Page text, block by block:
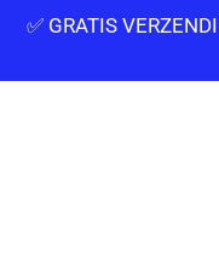
Ga
naar
✅ GRATIS